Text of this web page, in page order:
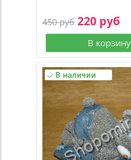
450 руб 220 руб
В корзину